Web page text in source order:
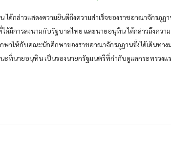
ได้กล่าวแสดงความยินดีถึงความสำเร็จของราชอาณาจักรภูฏ
ด้มีการลงนามกับรัฐบาลไทย และนายอนุทิน ได้กล่าวถึงคว
าให้กับคณะนักศึกษาของราชอาณาจักรภูฏานซึ่งได้เดินทาง
ะที่นายอนุทิน เป็นรองนายกรัฐมนตรีที่กำกับดูแลกระทรวงแ